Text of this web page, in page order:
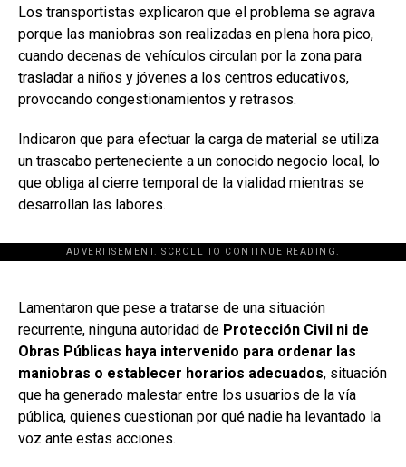
Los transportistas explicaron que el problema se agrava
porque las maniobras son realizadas en plena hora pico,
cuando decenas de vehículos circulan por la zona para
trasladar a niños y jóvenes a los centros educativos,
provocando congestionamientos y retrasos.
Indicaron que para efectuar la carga de material se utiliza
un trascabo perteneciente a un conocido negocio local, lo
que obliga al cierre temporal de la vialidad mientras se
desarrollan las labores.
ADVERTISEMENT. SCROLL TO CONTINUE READING.
[adsforwp id="243463"]
Lamentaron que pese a tratarse de una situación
recurrente, ninguna autoridad de Protección Civil ni de
Obras Públicas haya intervenido para ordenar las
maniobras o establecer horarios adecuados, situación
que ha generado malestar entre los usuarios de la vía
pública, quienes cuestionan por qué nadie ha levantado la
voz ante estas acciones.